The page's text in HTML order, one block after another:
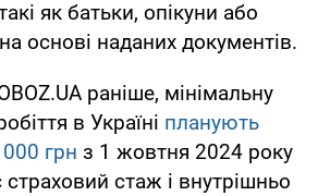
як батьки, опікуни або
основі наданих документів.
раніше, мінімальну
в Україні планують
грн з 1 жовтня 2024 року
стаж і внутрішньо